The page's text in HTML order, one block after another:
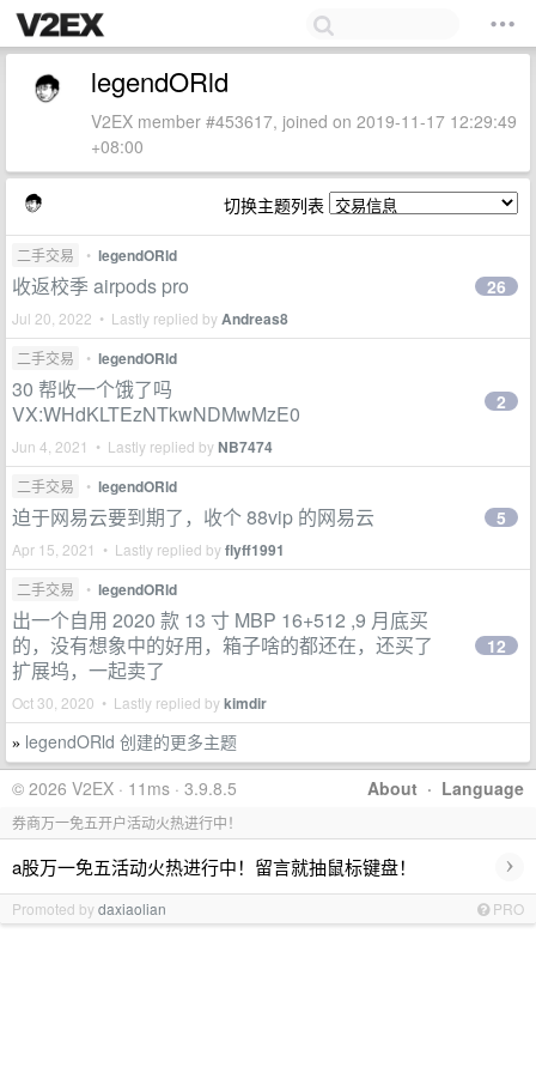
legendORld
V2EX member #453617, joined on 2019-11-17 12:29:49
+08:00
切换主题列表
二手交易 • legendORld
收返校季 airpods pro
Jul 20, 2022 • Lastly replied byAndreas8
26
二手交易 • legendORld
30 帮收一个饿了吗
VX:WHdKLTEzNTkwNDMwMzE0
Jun 4, 2021 • Lastly replied byNB7474
2
二手交易 • legendORld
迫于网易云要到期了，收个 88vip 的网易云
Apr 15, 2021 • Lastly replied byflyff1991
5
二手交易 • legendORld
出一个自用 2020 款 13 寸 MBP 16+512 ,9 月底买
的，没有想象中的好用，箱子啥的都还在，还买了
扩展坞，一起卖了
Oct 30, 2020 • Lastly replied bykimdir
12
» legendORld 创建的更多主题
About · Language
© 2026 V2EX · 11ms · 3.9.8.5
券商万一免五开户活动火热进行中！
a股万一免五活动火热进行中！留言就抽鼠标键盘！ ›
Promoted bydaxiaolian PRO